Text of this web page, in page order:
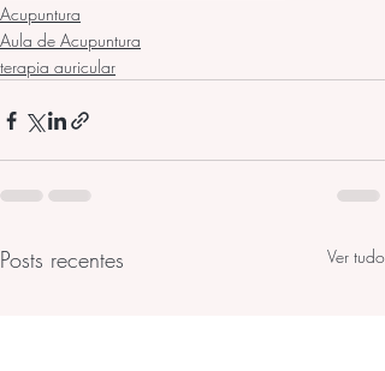
Acupuntura
Aula de Acupuntura
terapia auricular
Posts recentes Ver tudo